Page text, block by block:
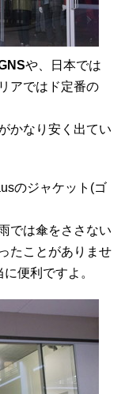
や、日本では
アではド定番の
かなり安く出てい
のジャケット(ゴ
では傘をささない
たことがありませ
便利ですよ。